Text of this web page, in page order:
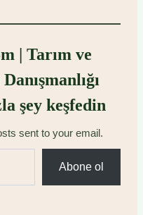
| Tarım ve
şey keşfedin
sent to your email.
Abone ol